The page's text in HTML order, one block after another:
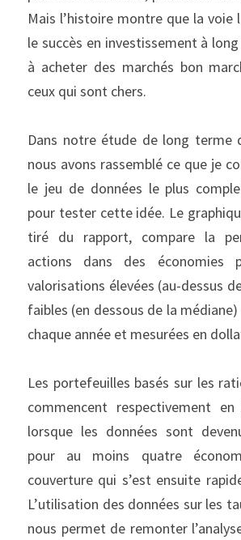
Mais l’histoire montre que la voie
le succès en investissement à
à acheter des marchés bon
ceux qui sont chers.
Dans notre étude de long terme
nous avons rassemblé ce que je
le jeu de données le plus
pour tester cette idée. Le
tiré du rapport, compare la
actions dans des économies
valorisations élevées (au-dessus
faibles (en dessous de la
chaque année et mesurées en
Les portefeuilles basés sur les
commencent respectivement
lorsque les données sont
pour au moins quatre
couverture qui s’est ensuite
L’utilisation des données sur les
nous permet de remonter